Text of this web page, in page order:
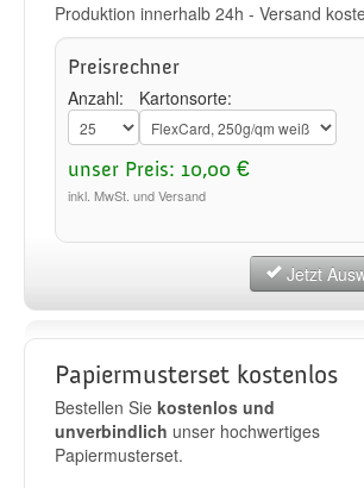
Produktion innerhalb 24h - Versand
Preisrechner
Anzahl: Kartonsorte:
unser Preis: 10,00 €
inkl. MwSt. und Versand
Jetzt
Papiermusterset kostenlos
Bestellen Sie kostenlos und
unverbindlich unser hochwertiges
Papiermusterset.